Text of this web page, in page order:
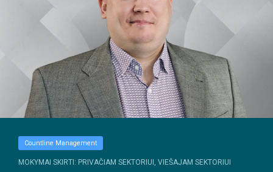
Countline Management
MOKYMAI SKIRTI: PRIVAČIAM SEKTORIUI, VIEŠAJAM SEKTORIUI